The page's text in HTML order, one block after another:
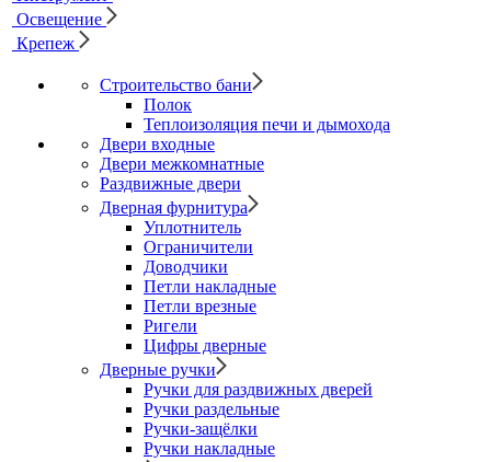
Освещение
Крепеж
Строительство бани
Полок
Теплоизоляция печи и дымохода
Двери входные
Двери межкомнатные
Раздвижные двери
Дверная фурнитура
Уплотнитель
Ограничители
Доводчики
Петли накладные
Петли врезные
Ригели
Цифры дверные
Дверные ручки
Ручки для раздвижных дверей
Ручки раздельные
Ручки-защёлки
Ручки накладные